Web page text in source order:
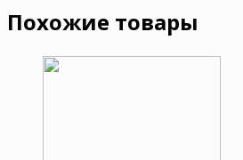
Похожие товары